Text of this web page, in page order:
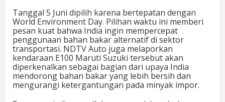
i
n
Tanggal 5 Juni dipilih karena bertepatan dengan
World Environment Day. Pilihan waktu ini memberi
pesan kuat bahwa India ingin mempercepat
penggunaan bahan bakar alternatif di sektor
transportasi. NDTV Auto juga melaporkan
kendaraan E100 Maruti Suzuki tersebut akan
diperkenalkan sebagai bagian dari upaya India
mendorong bahan bakar yang lebih bersih dan
mengurangi ketergantungan pada minyak impor.